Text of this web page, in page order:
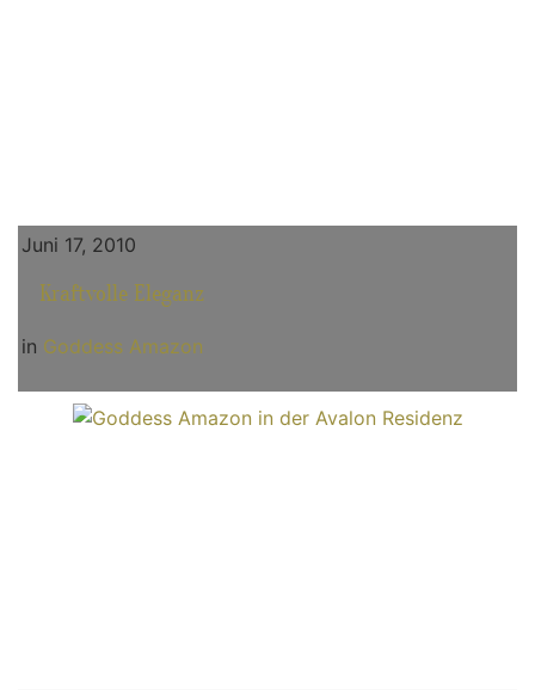
Juni 17, 2010
Kraftvolle Eleganz
in Goddess Amazon